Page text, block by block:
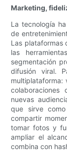
Marketing,
La tecnología
de
Las plataformas
las
segmentación
difusión viral.
multiplataforma:
nuevas
que sirve
compartir
tomar fotos y
ampliar el
combina con